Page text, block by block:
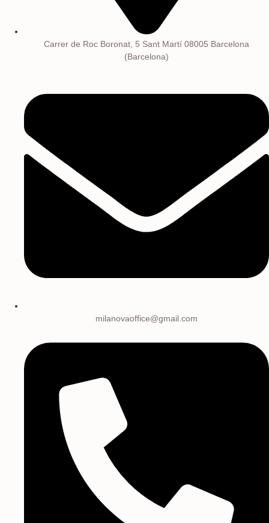
Carrer de Roc Boronat, 5 Sant Martí 08005 Barcelona
(Barcelona)
milanovaoffice@gmail.com